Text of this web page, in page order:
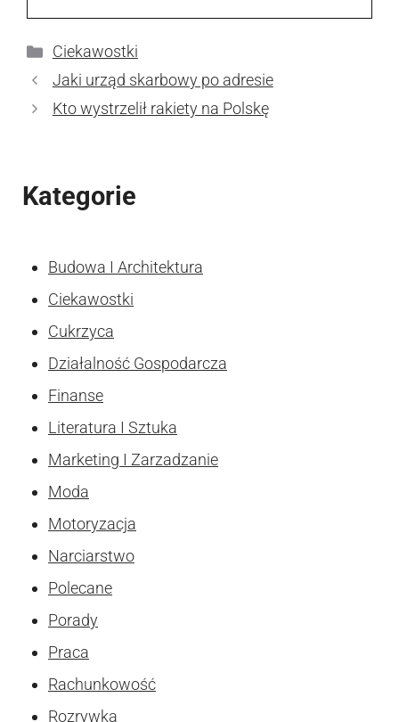
Kategorie
Ciekawostki
Jaki urząd skarbowy po adresie
Kto wystrzelił rakiety na Polskę
Kategorie
Budowa I Architektura
Ciekawostki
Cukrzyca
Działalność Gospodarcza
Finanse
Literatura I Sztuka
Marketing I Zarzadzanie
Moda
Motoryzacja
Narciarstwo
Polecane
Porady
Praca
Rachunkowość
Rozrywka